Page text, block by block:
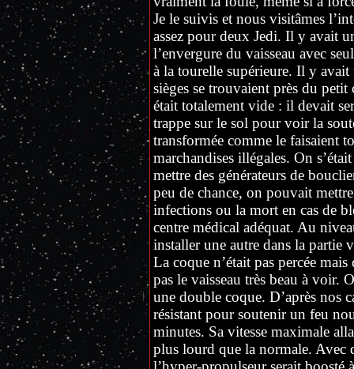
Je le suivis et nous visitâmes
assez pour deux Jedi. Il y avait
l’envergure du vaisseau avec
à la tourelle supérieure. Il y
sièges se trouvaient près du
était totalement vide : il devait
trappe sur le sol pour voir la
transformée comme le faisaient
marchandises illégales. On
mettre des générateurs de
peu de chance, on pouvait
infections ou la mort en cas de
centre médical adéquat. Au
installer une autre dans la partie
La coque n’était pas percée
pas le vaisseau très beau à voir.
une double coque. D’après nos
résistant pour soutenir un feu
minutes. Sa vitesse maximale
plus lourd que la normale. Avec